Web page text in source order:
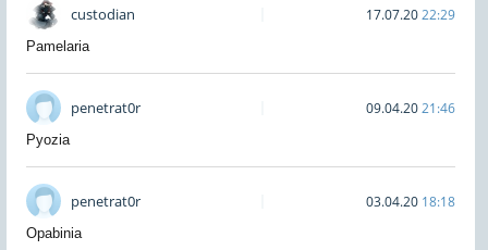
custodian 17.07.2022:29
Pamelaria
penetrat0r 09.04.2021:46
Pyozia
penetrat0r 03.04.20 18:18
Opabinia